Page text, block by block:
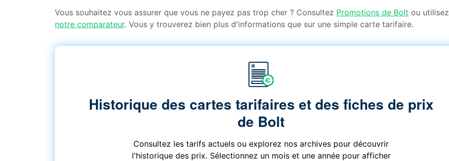
Vous souhaitez vous assurer que vous ne payez pas trop cher ? Consultez Promotions de Bolt ou utilisez
notre comparateur. Vous y trouverez bien plus d'informations que sur une simple carte tarifaire.
Historique des cartes tarifaires et des fiches de prix
de Bolt
Consultez les tarifs actuels ou explorez nos archives pour découvrir
l'historique des prix. Sélectionnez un mois et une année pour afficher